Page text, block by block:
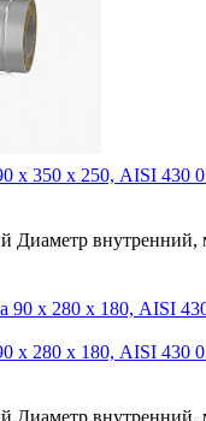
х 350 х 250, AISI 430
Диаметр внутренний,
х 280 х 180, AISI 430
Диаметр внутренний,